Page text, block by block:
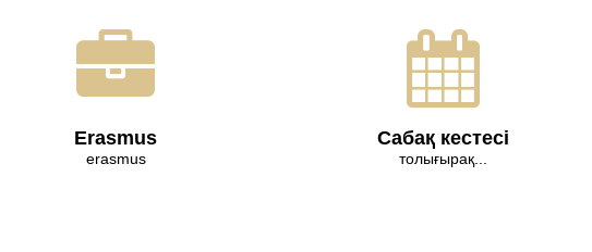
Erasmus
erasmus
Сабақ кестесі
толығырақ...